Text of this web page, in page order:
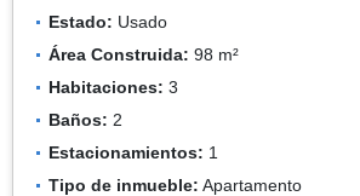
Estado: Usado
Área Construida: 98 m²
Habitaciones: 3
Baños: 2
Estacionamientos: 1
Tipo de inmueble: Apartamento